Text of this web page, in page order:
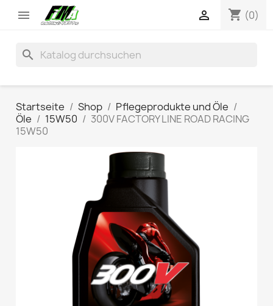
 shopping_cart (0)

search
Startseite Shop
Pflegeprodukte und Öle
Öle
15W50
300V FACTORY LINE ROAD RACING
15W50